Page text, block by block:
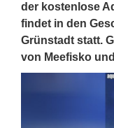
der kostenlose
findet in den
Grünstadt statt.
von Meefisko